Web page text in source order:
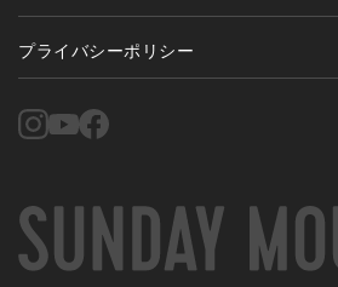
プライバシーポリシー